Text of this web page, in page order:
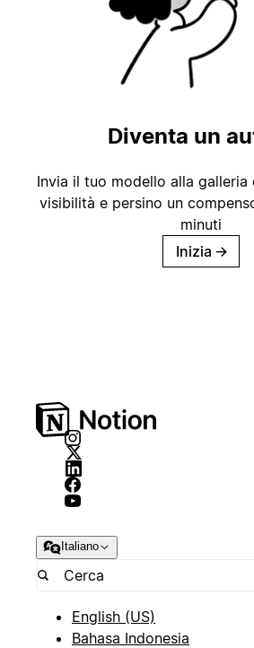
Diventa un
Invia il tuo modello alla
visibilità e persino un
minuti
Inizia →
Italiano
English (US)
Bahasa Indonesia